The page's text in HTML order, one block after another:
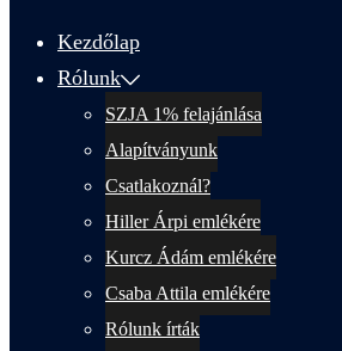
Kezdőlap
Rólunk
SZJA 1% felajánlása
Alapítványunk
Csatlakoznál?
Hiller Árpi emlékére
Kurcz Ádám emlékére
Csaba Attila emlékére
Rólunk írták